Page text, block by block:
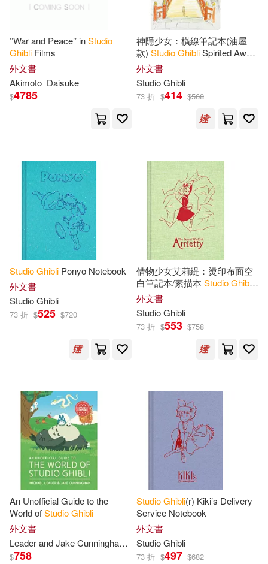
’’War and Peace’’ inStudio
Ghibli Films
外文書
Akimoto Daisuke
$4785
神隱少女：橫線筆記本(油屋
款) StudioGhibliSpirited Away
Journal (The Bathhouse)
外文書
StudioGhibli
73 折 $414 $568
StudioGhibli Ponyo Notebook
外文書
StudioGhibli
73 折 $525 $720
借物少女艾莉緹：燙印布面空
白筆記本/素描本 StudioGhibli
The Secret World of Arrietty
Sketchbook
外文書
StudioGhibli
73 折 $553 $758
An Unofficial Guide to the
World ofStudioGhibli
外文書
Leader and Jake Cunningham
Michael
$758
StudioGhibli(r) Kiki’s Delivery
Service Notebook
外文書
StudioGhibli
73 折 $497 $682